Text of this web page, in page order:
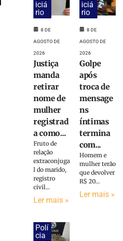
iciá
rio
8 DE
AGOSTO DE
2026
Justiça
manda
retirar
nome de
mulher
registrad
a como...
Fruto de
relação
extraconjuga
l do marido,
registro
civil...
Ler mais »
iciá
rio
8 DE
AGOSTO DE
2026
Golpe
após
troca de
mensage
ns
íntimas
termina
com...
Homem e
mulher terão
que devolver
R$ 20...
Ler mais »
Polí
cia